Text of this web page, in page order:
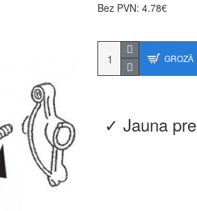
✓ Jauna
Bez PVN: 4.78€
GROZĀ